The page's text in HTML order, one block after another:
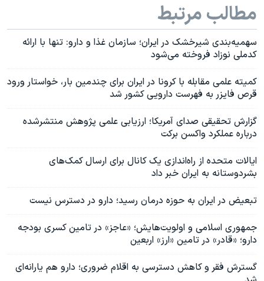
مطالب مرتبط
سهمیه‌بندی شیرخشک در ایران؛ سازمان غذا و دارو: تنها با ارائه
کدملی نوزاد فروخته می‌شود
کمیته علمی مقابله با کرونا در ایران برای چندمین بار، خواستار ورود
قرص فایزر به فهرست دارویی کشور شد
گزارش تحقیقی صدای آمریکا؛ ارزیابی علمی پژوهش منتشرشده
درباره عملکرد واکسن برکت
ایالات متحده از راه‌اندازی یک کانال برای ارسال کمک‌های
بشردوستانه به ایران خبر داد
تبعیض در ایران به حوزه درمان رسید؛ دارو در دسترس نیست
جمهوری اسلامی و اولویت‌هایش؛ «عاجز» در تامین کسری بودجه
دارو؛ «قادر» در تامین «ارز» اربعین
گسترش فقر و کاهش دسترسی به اقلام ضروری؛ دارو هم یارانه‌ای